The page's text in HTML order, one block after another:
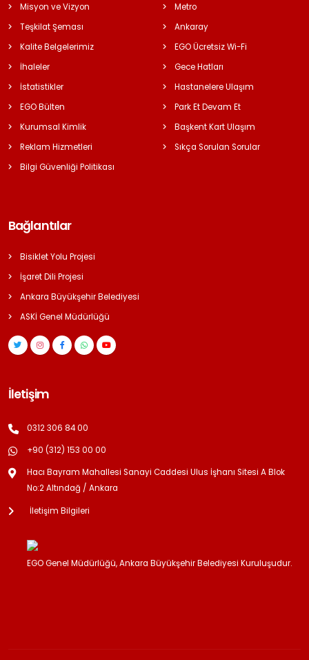
Misyon ve Vizyon
Teşkilat Şeması
Kalite Belgelerimiz
İhaleler
İstatistikler
EGO Bülten
Kurumsal Kimlik
Reklam Hizmetleri
Bilgi Güvenliği Politikası
Metro
Ankaray
EGO Ücretsiz Wi-Fi
Gece Hatları
Hastanelere Ulaşım
Park Et Devam Et
Başkent Kart Ulaşım
Sıkça Sorulan Sorular
Bağlantılar
Bisiklet Yolu Projesi
İşaret Dili Projesi
Ankara Büyükşehir Belediyesi
ASKİ Genel Müdürlüğü
İletişim
0312 306 84 00
+90 (312) 153 00 00
Hacı Bayram Mahallesi Sanayi Caddesi Ulus İşhanı Sitesi A Blok
No:2 Altındağ / Ankara
İletişim Bilgileri
EGO Genel Müdürlüğü, Ankara Büyükşehir Belediyesi Kuruluşudur.